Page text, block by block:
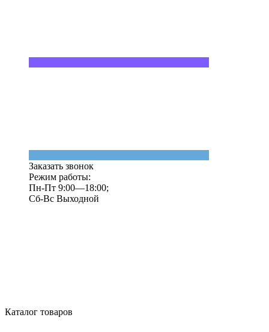
Заказать звонок
Режим работы:
Пн-Пт 9:00—18:00;
Сб-Вс Выходной
Каталог товаров